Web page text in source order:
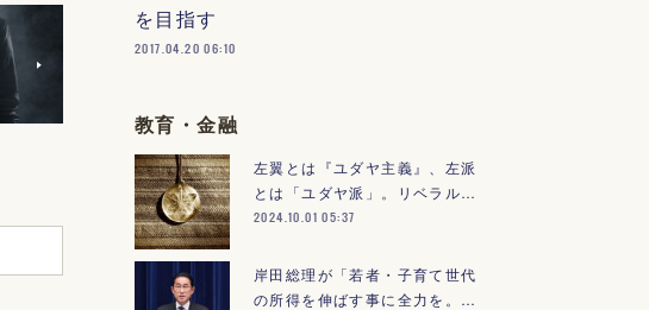
を目指す
2017.04.20 06:10
教育・金融
左翼とは『ユダヤ主義』、左派
とは「ユダヤ派」。リベラル…
2024.10.01 05:37
岸田総理が「若者・子育て世代
の所得を伸ばす事に全力を。…